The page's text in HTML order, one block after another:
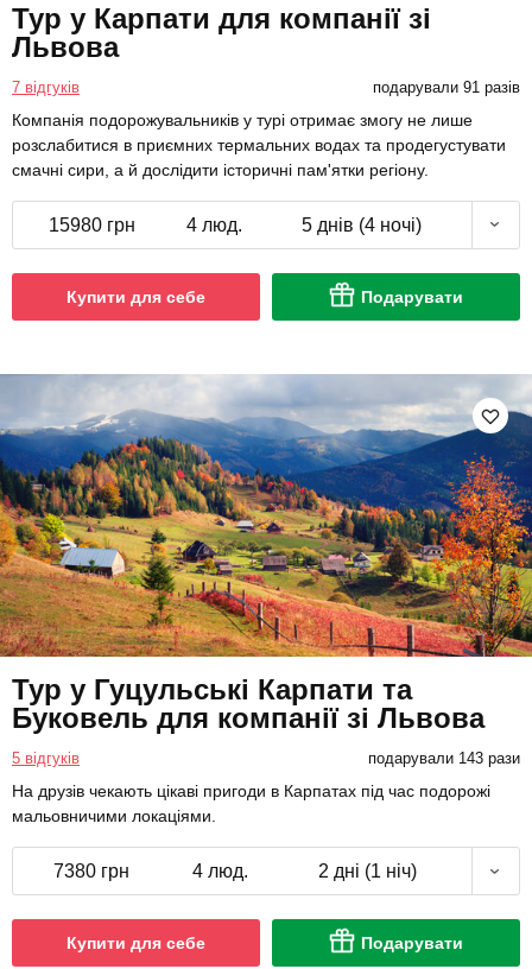
Тур у Карпати для компанії зі
Львова
7 відгуків подарували 91 разів
Компанія подорожувальників у турі отримає змогу не лише
розслабитися в приємних термальних водах та продегустувати
смачні сири, а й дослідити історичні пам'ятки регіону.
15980 грн 4 люд. 5 днів (4 ночі)
Купити для себе Подарувати
Тур у Гуцульські Карпати та
Буковель для компанії зі Львова
5 відгуків подарували 143 рази
На друзів чекають цікаві пригоди в Карпатах під час подорожі
мальовничими локаціями.
7380 грн 4 люд. 2 дні (1 ніч)
Купити для себе Подарувати